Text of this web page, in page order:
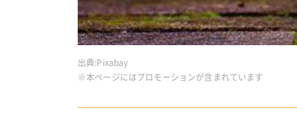
出典:Pixabay
※本ページにはプロモーションが含まれています